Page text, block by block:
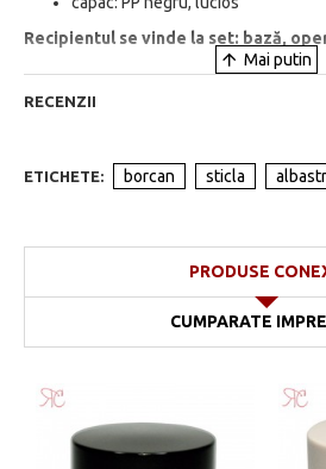
Recipientul se vinde la set: bază,
RECENZII
ETICHETE: borcan sticla
PRODUSE
CUMPARATE